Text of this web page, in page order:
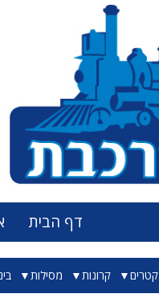
דף הבית
קטרים קרונות מסילות